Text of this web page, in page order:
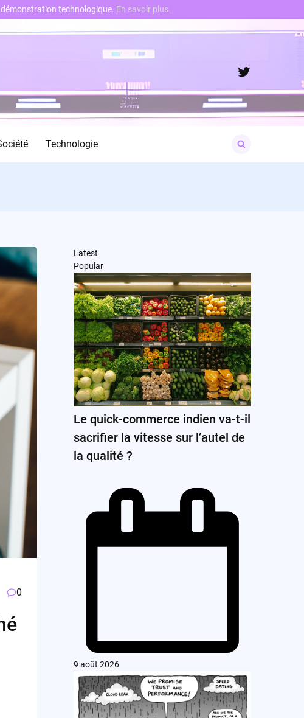
Twitter
Technologie
for:
0
Latest
Popular
Le quick-commerce indien va-t-il
sacrifier la vitesse sur l’autel de
la qualité ?
9 août 2026
technologique. En savoir plus.